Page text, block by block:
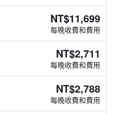
NT$11,699
每晚收費和費用
NT$2,711
每晚收費和費用
NT$2,788
每晚收費和費用